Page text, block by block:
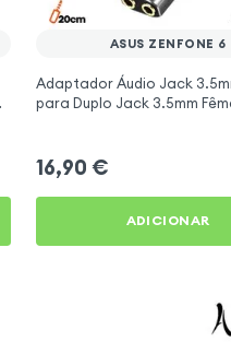
ASUS ZENFONE 6
Adaptador Áudio Jack
para Duplo Jack 3.5mm
16,90 €
ADICIONAR